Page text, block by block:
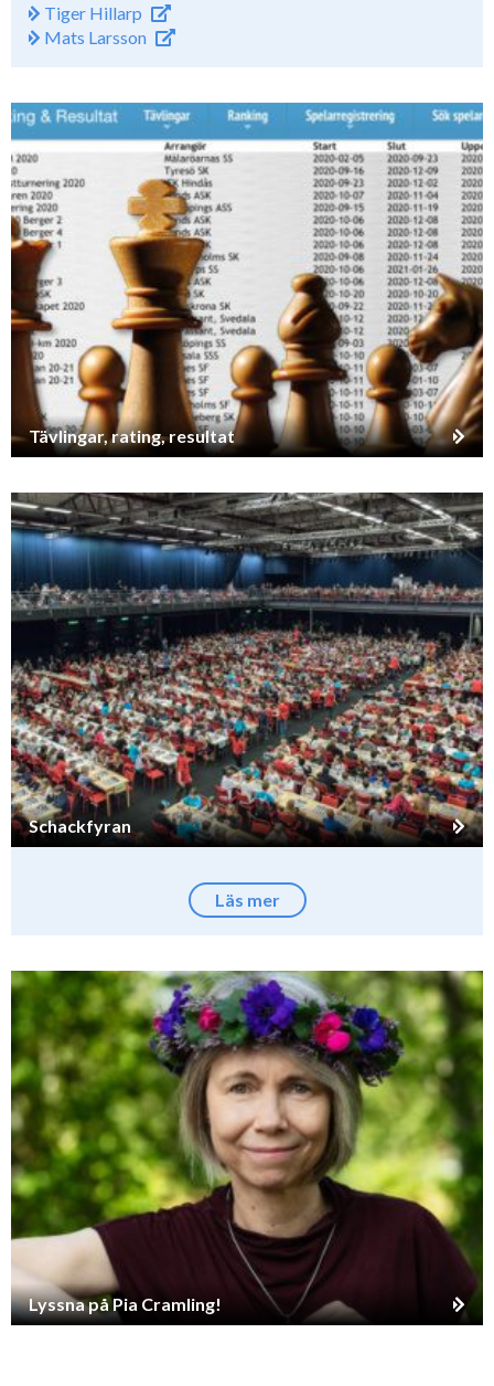
Tiger Hillarp
Mats Larsson
Tävlingar, rating, resultat
Schackfyran
Läs mer
Lyssna på Pia Cramling!